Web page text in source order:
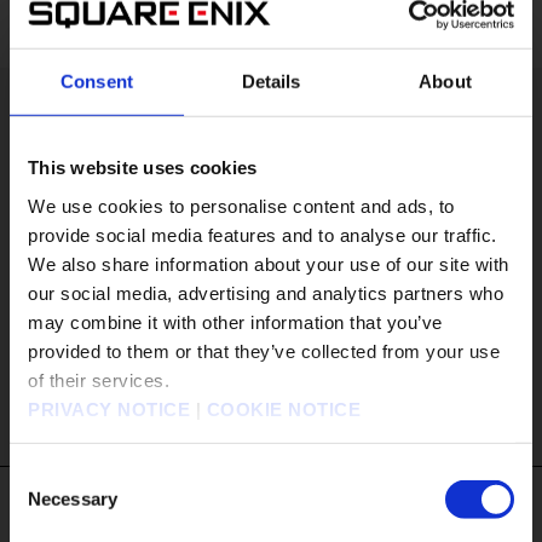
Consent Details About
This website uses cookies
We use cookies to personalise content and ads, to
provide social media features and to analyse our traffic.
We also share information about your use of our site with
our social media, advertising and analytics partners who
may combine it with other information that you’ve
provided to them or that they’ve collected from your use
of their services.
PRIVACY NOTICE | COOKIE NOTICE
Selection
Necessary
NieR:Automata The End of YoRHa
Edition
ジャンル
アクションRPG
プレイ人数
1人
発売日
2022/10/6
対応機種
Nintendo Switch
MORE DETAILS
販売エリアを選択してください。
Please select a sales area.